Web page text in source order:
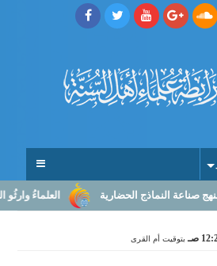
العلماءُ وارثُو النماذج الحضارية
صـ بتوقيت أم القرى